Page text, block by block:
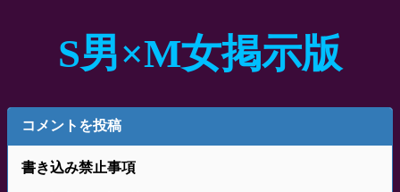
S男×M女掲示版
コメントを投稿
書き込み禁止事項